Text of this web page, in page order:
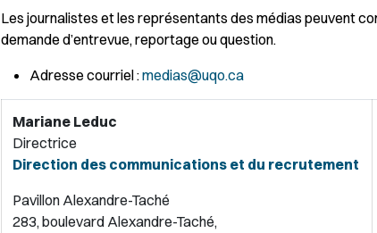
Les journalistes et les représentants des médias peuvent
demande d’entrevue, reportage ou question.
Adresse courriel :medias@uqo.ca
Mariane Leduc
Directrice
Direction des communications et du recrutement
Pavillon Alexandre-Taché
283, boulevard Alexandre-Taché,